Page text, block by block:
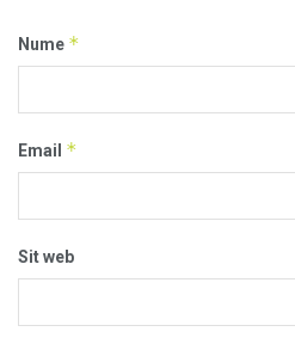
Nume *
Email *
Sit web